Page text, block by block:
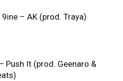
– AK (prod. Traya)
Push It (prod. Geenaro &